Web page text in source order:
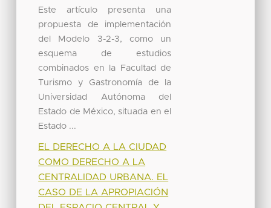
Este artículo presenta una
propuesta de implementación
del Modelo 3-2-3, como un
esquema de estudios
combinados en la Facultad de
Turismo y Gastronomía de la
Universidad Autónoma del
Estado de México, situada en el
Estado ...
EL DERECHO A LA CIUDAD
COMO DERECHO A LA
CENTRALIDAD URBANA. EL
CASO DE LA APROPIACIÓN